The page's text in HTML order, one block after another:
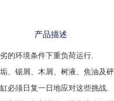
产品描述
的环境条件下重负荷运行.
、锯屑、木屑、树液、焦油及
必须日复一日地应对这些挑战.